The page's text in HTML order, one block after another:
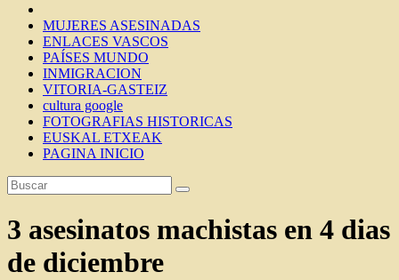
MUJERES ASESINADAS
ENLACES VASCOS
PAÍSES MUNDO
INMIGRACION
VITORIA-GASTEIZ
cultura google
FOTOGRAFIAS HISTORICAS
EUSKAL ETXEAK
PAGINA INICIO
3 asesinatos machistas en 4 dias
de diciembre